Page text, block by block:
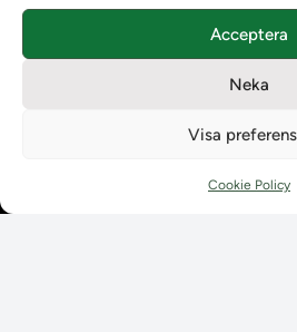
Acceptera
Neka
Visa
Cookie Policy
Användarkontakter
Policyer och dokument
Kontaktuppgifter till lärosätenas
Kontaktuppgifter till Ladokkonsortiet